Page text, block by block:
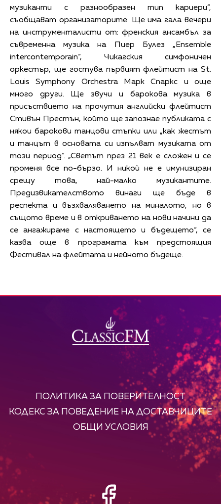
музиканти с разнообразен тип кариери“,
съобщават организаторите. Ще има гала вечери
на инструменталисти от: френския ансамбъл за
съвременна музика на Пиер Булез „Ensemble
intercontemporain“, Чикагския симфоничен
оркестър, ще гостува първият флейтист на St.
Louis Symphony Orchestra Марк Спаркс и още
много други. Ще звучи и барокова музика в
присъствието на прочутия английски флейтист
Стивън Престън, който ще запознае публиката с
някои барокови танцови стъпки или „как жестът
и танцът в основата си изпълват музиката от
този период“. „Светът през 21 век е сложен и се
променя все по-бързо. И никой не е имунизиран
срещу това, най-малко музикантите.
Предизвикателството винаги ще бъде в
респекта и възхваляването на миналото, но в
същото време и в откриването на нови начини да
се ангажираме с настоящето и бъдещето“, се
казва още в програмата към предстоящия
Фестивал на флейтата и нейното бъдеще.
ПОЛИТИКА ЗА ПОВЕРИТЕЛНОСТ
КОДЕКС ЗА ПОВЕДЕНИЕ НА ДОСТАВЧИЦИТЕ
ОБЩИ УСЛОВИЯ